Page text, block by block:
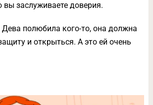
вы заслуживаете доверия.
полюбила кого-то, она должна
и открыться. А это ей очень